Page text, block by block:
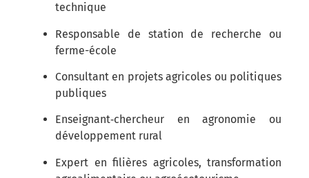
technique
Responsable de station de recherche ou
ferme-école
Consultant en projets agricoles ou politiques
publiques
Enseignant‑chercheur en agronomie ou
développement rural
Expert en filières agricoles, transformation